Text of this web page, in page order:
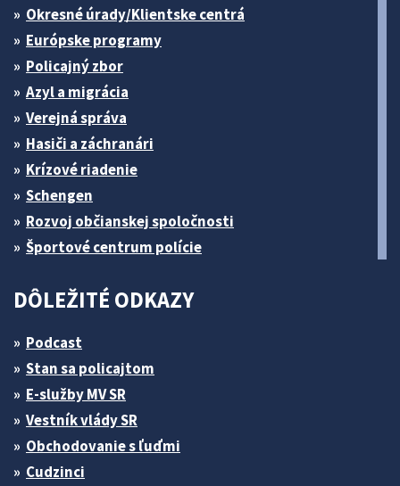
Okresné úrady/Klientske centrá
Európske programy
Policajný zbor
Azyl a migrácia
Verejná správa
Hasiči a záchranári
Krízové riadenie
Schengen
Rozvoj občianskej spoločnosti
Športové centrum polície
DÔLEŽITÉ ODKAZY
Podcast
Stan sa policajtom
E-služby MV SR
Vestník vlády SR
Obchodovanie s ľuďmi
Cudzinci